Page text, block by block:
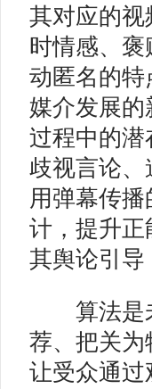
其对应的
时情感、
动匿名的
媒介发展
过程中的
歧视言论
用弹幕传
计，提升
其舆论引
算法是未
荐、把关
让受众通